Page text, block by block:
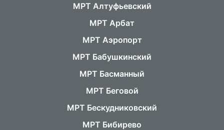
МРТ Алтуфьевский
МРТ Арбат
МРТ Аэропорт
МРТ Бабушкинский
МРТ Басманный
МРТ Беговой
МРТ Бескудниковский
МРТ Бибирево